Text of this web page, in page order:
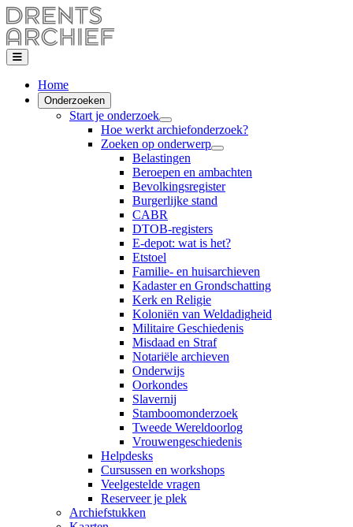
Home
Onderzoeken
Start je onderzoek
Hoe werkt archiefonderzoek?
Zoeken op onderwerp
Belastingen
Beroepen en ambachten
Bevolkingsregister
Burgerlijke stand
CABR
DTOB-registers
E-depot: wat is het?
Etstoel
Familie- en huisarchieven
Kadaster en Grondschatting
Kerk en Religie
Koloniën van Weldadigheid
Militaire Geschiedenis
Misdaad en Straf
Notariële archieven
Onderwijs
Oorkondes
Slavernij
Stamboomonderzoek
Tweede Wereldoorlog
Vrouwengeschiedenis
Helpdesks
Cursussen en workshops
Veelgestelde vragen
Reserveer je plek
Archiefstukken